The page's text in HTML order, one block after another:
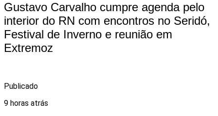
Gustavo Carvalho cumpre agenda pelo
interior do RN com encontros no Seridó,
Festival de Inverno e reunião em
Extremoz
Publicado
9 horas atrás